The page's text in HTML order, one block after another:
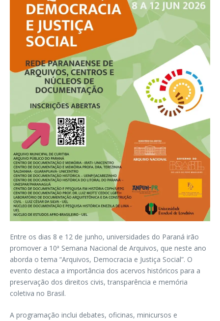
Entre os dias 8 e 12 de junho, universidades do Paraná irão
promover a 10ª Semana Nacional de Arquivos, que neste ano
aborda o tema “Arquivos, Democracia e Justiça Social”. O
evento destaca a importância dos acervos históricos para a
preservação dos direitos civis, transparência e memória
coletiva no Brasil.
A programação inclui debates, oficinas, minicursos e